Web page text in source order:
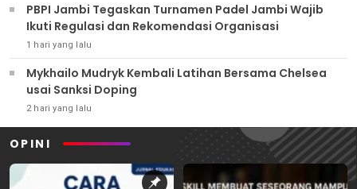
PBPI Jambi Tegaskan Turnamen Padel Jambi Wajib
Ikuti Regulasi dan Rekomendasi Organisasi
1 hari yang lalu
Mykhailo Mudryk Kembali Latihan Bersama Chelsea
usai Sanksi Doping
2 hari yang lalu
OPINI